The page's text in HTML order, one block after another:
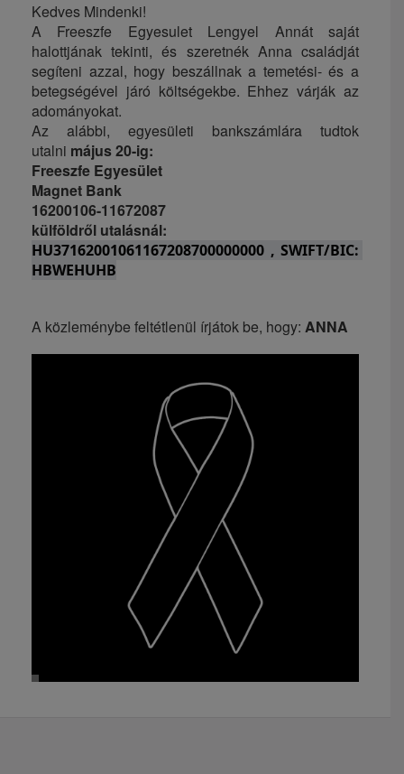
Kedves Mindenki!
A Freeszfe Egyesulet Lengyel Annát saját
halottjának tekinti, és szeretnék Anna családját
segíteni azzal, hogy beszállnak a temetési- és a
betegségével járó költségekbe. Ehhez várják az
adományokat.
Az alábbi, egyesületi bankszámlára tudtok
utalni május 20-ig:
Freeszfe Egyesület
Magnet Bank
16200106-11672087
külföldről utalásnál:
HU37162001061167208700000000 , SWIFT/BIC:
HBWEHUHB
A közleménybe feltétlenül írjátok be, hogy: ANNA